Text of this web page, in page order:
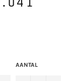
AANTAL